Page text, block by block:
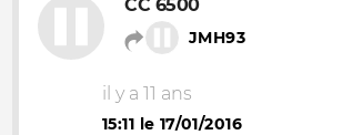
CC 6500
JMH93
il y a 11 ans
15:11 le 17/01/2016